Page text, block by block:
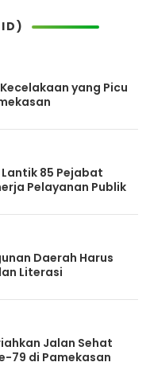
yang Picu
85 Pejabat
Pelayanan Publik
Daerah Harus
Literasi
Jalan Sehat
79 di Pamekasan